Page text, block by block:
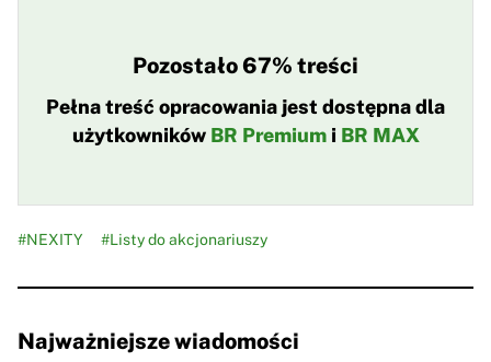
Pozostało 67% treści
Pełna treść opracowania jest dostępna dla
użytkowników BR Premiumi BR MAX
#NEXITY #Listy do akcjonariuszy
Najważniejsze wiadomości